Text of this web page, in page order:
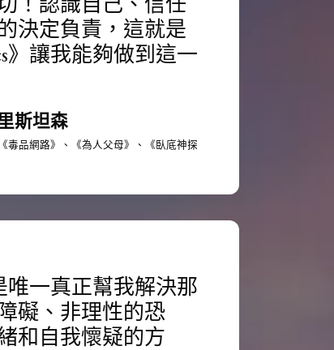
決定負責，這就是
》讓我能夠做到這一
斯坦森
毒品網路》、《為人父母》、《臥底神探
唯一真正幫我解決那
礙、非理性的恐
和自我懷疑的方